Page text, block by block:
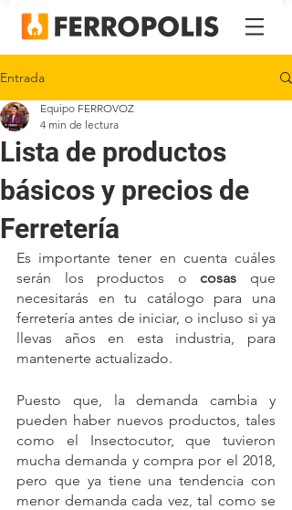
Entrada
Lista de productos
básicos y precios de
Ferretería
Equipo FERROVOZ
4 min de lectura
Es importante tener en cuenta cuáles
serán los productos o cosas que
necesitarás en tu catálogo para una
ferretería antes de iniciar, o incluso si ya
llevas años en esta industria, para
mantenerte actualizado.
Puesto que, la demanda cambia y
pueden haber nuevos productos, tales
como el Insectocutor, que tuvieron
mucha demanda y compra por el 2018,
pero que ya tiene una tendencia con
menor demanda cada vez, tal como se